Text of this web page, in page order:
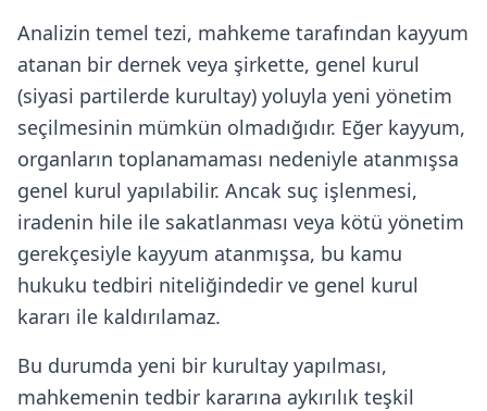
Analizin temel tezi, mahkeme tarafından kayyum
atanan bir dernek veya şirkette, genel kurul
(siyasi partilerde kurultay) yoluyla yeni yönetim
seçilmesinin mümkün olmadığıdır. Eğer kayyum,
organların toplanamaması nedeniyle atanmışsa
genel kurul yapılabilir. Ancak suç işlenmesi,
iradenin hile ile sakatlanması veya kötü yönetim
gerekçesiyle kayyum atanmışsa, bu kamu
hukuku tedbiri niteliğindedir ve genel kurul
kararı ile kaldırılamaz.
Bu durumda yeni bir kurultay yapılması,
mahkemenin tedbir kararına aykırılık teşkil